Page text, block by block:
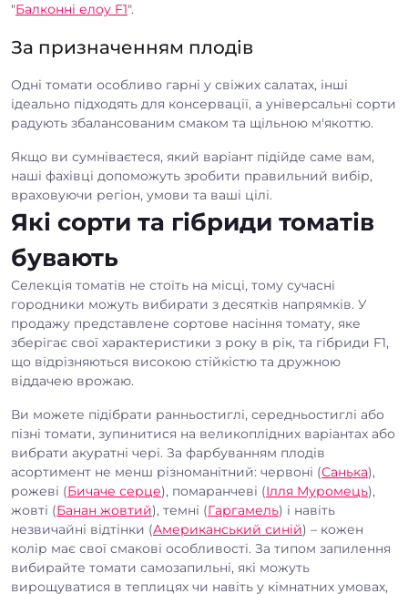
"Балконні елоу F1".
За призначенням плодів
Одні томати особливо гарні у свіжих салатах, інші
ідеально підходять для консервації, а універсальні сорти
радують збалансованим смаком та щільною м'якоттю.
Якщо ви сумніваєтеся, який варіант підійде саме вам,
наші фахівці допоможуть зробити правильний вибір,
враховуючи регіон, умови та ваші цілі.
Які сорти та гібриди томатів
бувають
Селекція томатів не стоїть на місці, тому сучасні
городники можуть вибирати з десятків напрямків. У
продажу представлене сортове насіння томату, яке
зберігає свої характеристики з року в рік, та гібриди F1,
що відрізняються високою стійкістю та дружною
віддачею врожаю.
Ви можете підібрати ранньостиглі, середньостиглі або
пізні томати, зупинитися на великоплідних варіантах або
вибрати акуратні чері. За фарбуванням плодів
асортимент не менш різноманітний: червоні (Санька),
рожеві (Бичаче серце), помаранчеві (Ілля Муромець),
жовті (Банан жовтий), темні (Гаргамель) і навіть
незвичайні відтінки (Американський синій) – кожен
колір має свої смакові особливості. За типом запилення
вибирайте томати самозапильні, які можуть
вирощуватися в теплицях чи навіть у кімнатних умовах,